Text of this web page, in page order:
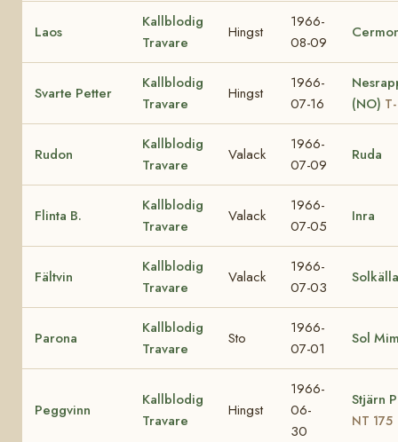
Laos
Kallblodig
Travare
Hingst
1966-
08-09
Svarte Petter
Kallblodig
Travare
Hingst
1966-
07-16
(NO)
Rudon
Kallblodig
Travare
Valack
1966-
07-09
Ruda
Flinta B.
Kallblodig
Travare
Valack
1966-
07-05
Inra
Fältvin
Kallblodig
Travare
Valack
1966-
07-03
Solkälla
Parona
Kallblodig
Travare
Sto
1966-
07-01
Sol
Peggvinn
Kallblodig
Travare
Hingst
1966-
06-
30
Stjärn
NT 175